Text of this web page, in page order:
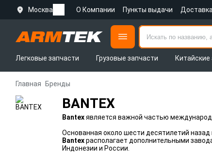
Москва О Компании Пункты выдачи Доставка
Легковые запчасти
Грузовые запчасти Китайские
Главная Бренды
BANTEX
Bantexявляется важной частью
Основанная около шести десятилетий
Bantexрасполагает дополнительными
Индонезии и России.